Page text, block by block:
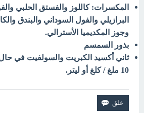
المكسرات: كاللوز والفستق الحلبي
البرازيلي والفول السوداني والبندق
وجوز المكديميا الأسترالي.
بذور السمسم
ثاني أكسيد الكبريت والسولفيت في
10 ملغ / كلغ أو ليتر.